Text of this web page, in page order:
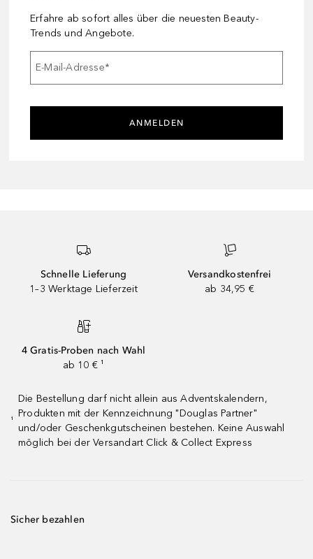
Erfahre ab sofort alles über die neuesten Beauty-
Trends und Angebote.
E-Mail-Adresse*
ANMELDEN
Schnelle Lieferung
1–3 Werktage Lieferzeit
Versandkostenfrei
ab 34,95 €
4 Gratis-Proben nach Wahl
ab 10 € ¹
¹
Die Bestellung darf nicht allein aus Adventskalendern,
Produkten mit der Kennzeichnung "Douglas Partner"
und/oder Geschenkgutscheinen bestehen. Keine Auswahl
möglich bei der Versandart Click & Collect Express
Sicher bezahlen